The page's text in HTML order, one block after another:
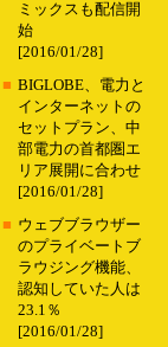
ミックスも配信開
始
[2016/01/28]
■ BIGLOBE、電力と
インターネットの
セットプラン、中
部電力の首都圏エ
リア展開に合わせ
[2016/01/28]
■ ウェブブラウザー
のプライベートブ
ラウジング機能、
認知していた人は
23.1％
[2016/01/28]